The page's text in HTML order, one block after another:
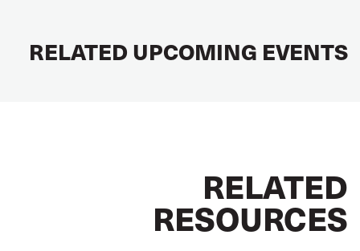
RELATED UPCOMING EVENTS
RELATED
RESOURCES